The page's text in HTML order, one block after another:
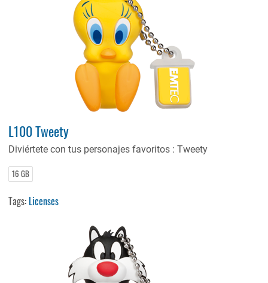
L100 Tweety
Diviértete con tus personajes favoritos : Tweety
16 GB
Tags: Licenses